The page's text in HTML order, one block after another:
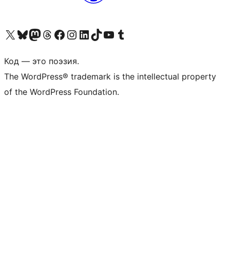
Посетите нас в X (ранее Twitter)
Посетите нашу учётную запись в Bluesky
Посетите нашу ленту в Mastodon
Посетите нашу учётную запись в Threads
Посетите нашу страницу на Facebook
Посетите наш Instagram
Посетите нашу страницу в LinkedIn
Посетите нашу учётную запись в TikTok
Посетите наш канал YouTube
Посетите нашу учётную запись в Tumblr
Код — это поэзия.
The WordPress® trademark is the intellectual property
of the WordPress Foundation.